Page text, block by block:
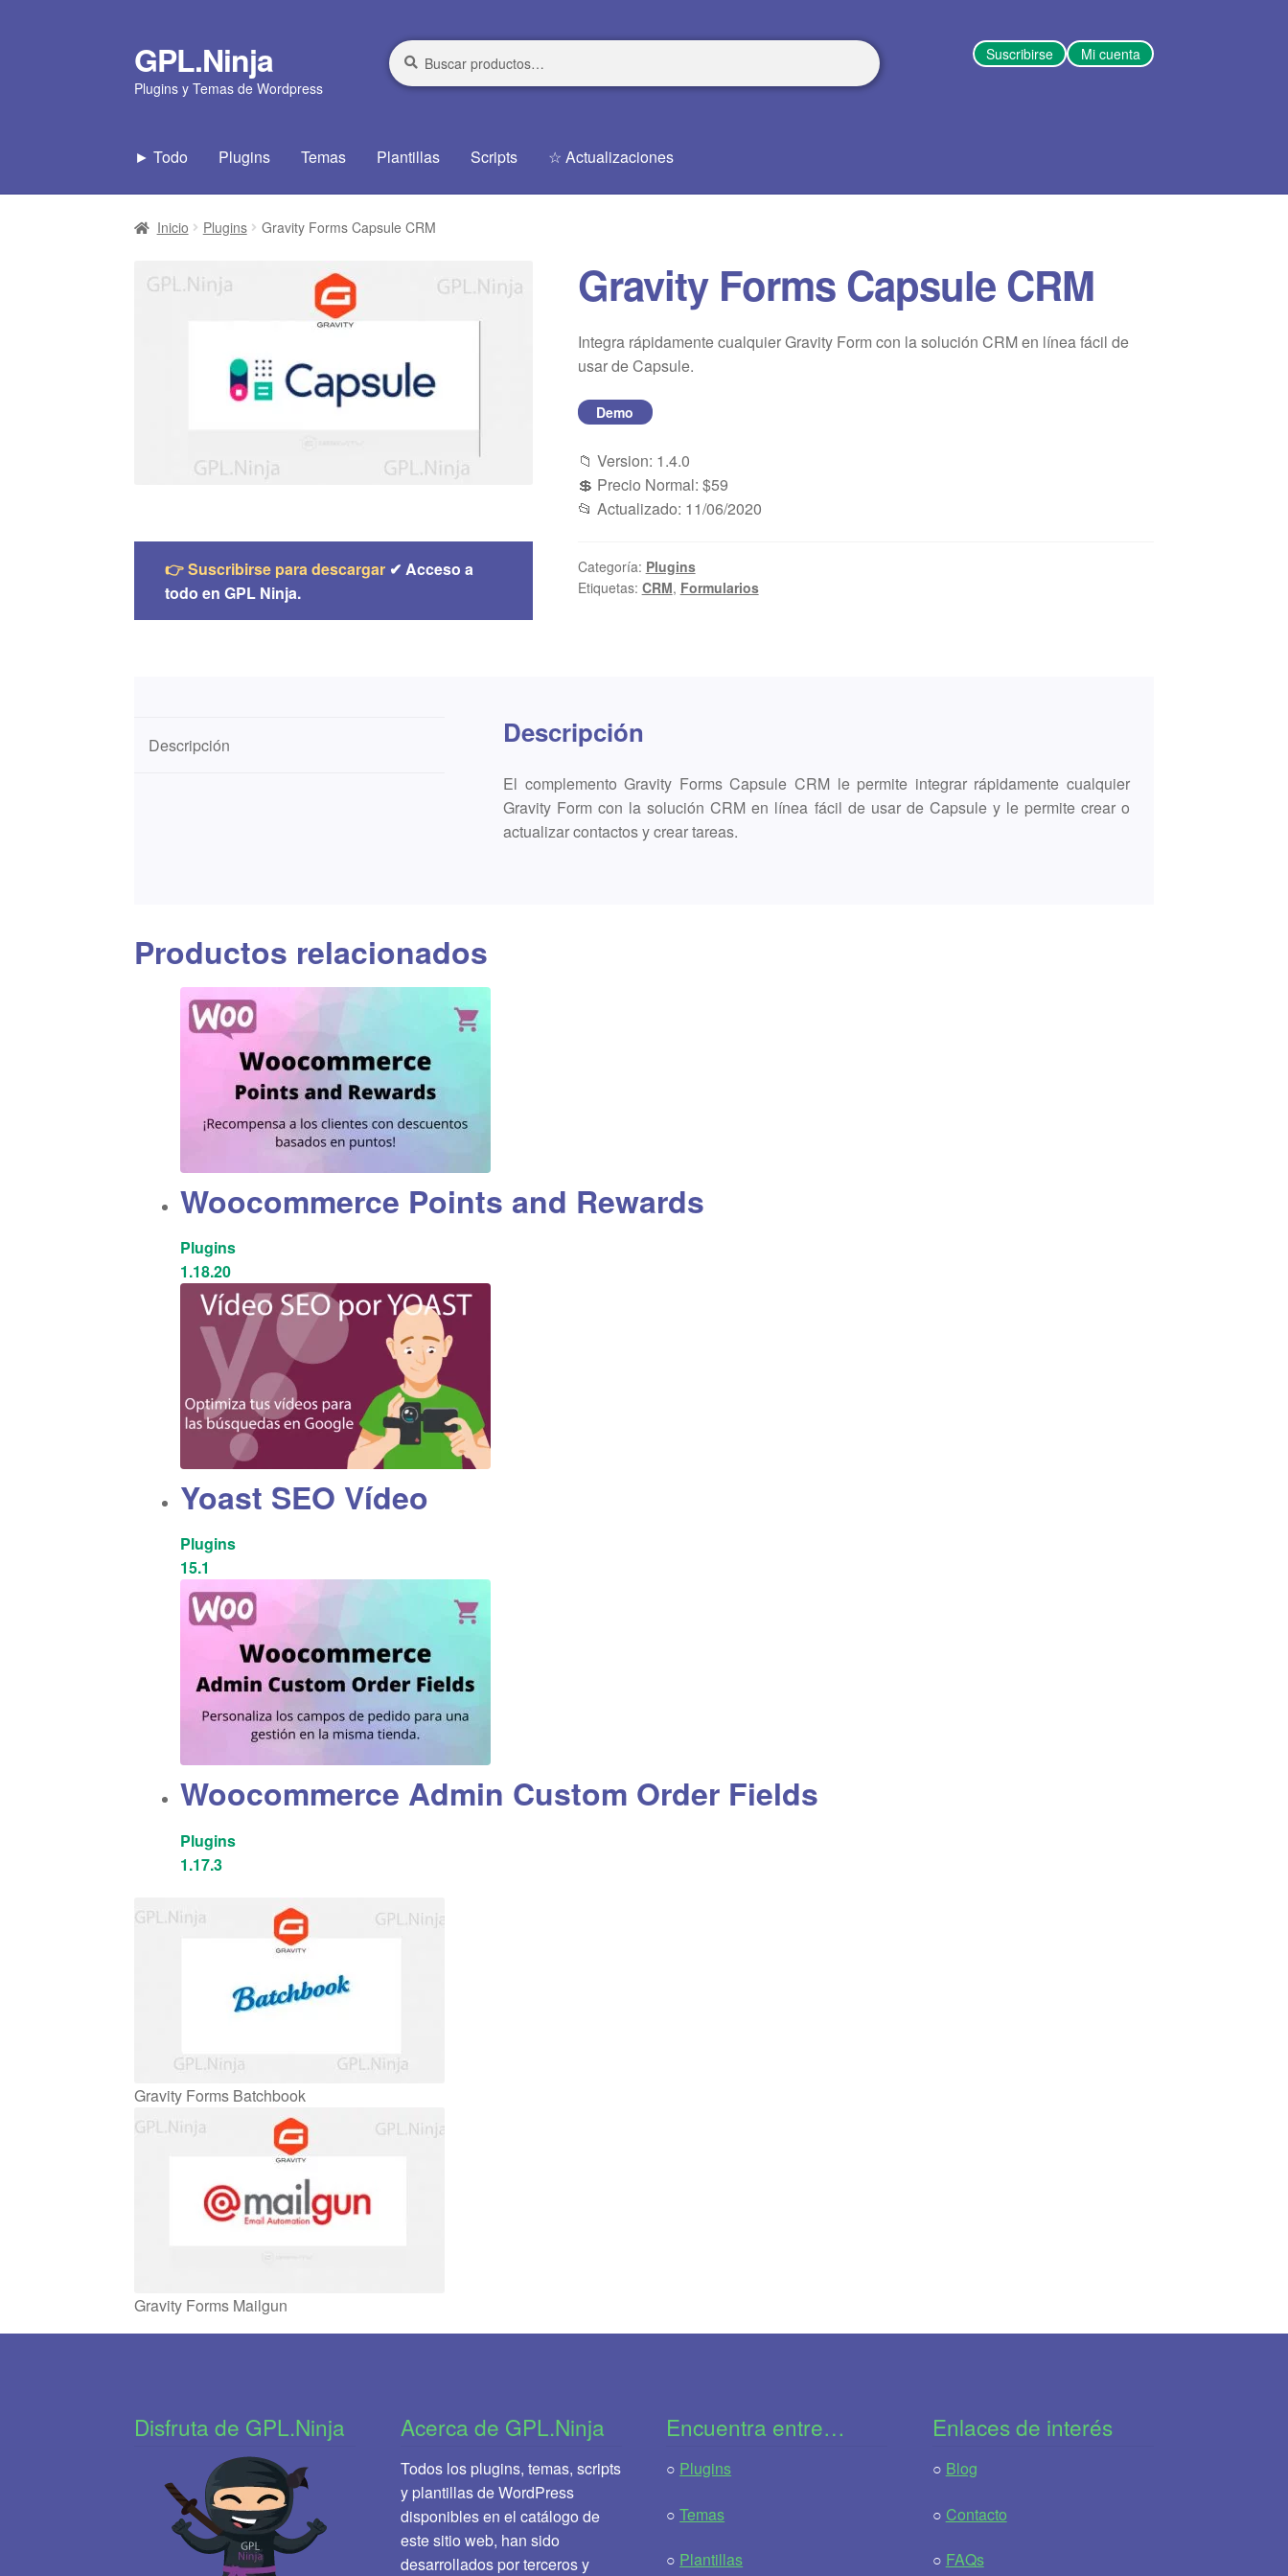
Ir
a
la
Ir
al
contenido
GPL.Ninja
Plugins y Temas de Wordpress
Suscribirse Mi cuenta
Buscar
por:
Buscar
► Todo Plugins Temas Plantillas Scripts ☆ Actualizaciones
Inicio Plugins Gravity Forms Capsule CRM
Gravity Forms Capsule CRM
Integra rápidamente cualquier Gravity Form con la solución CRM en línea fácil de
usar de Capsule.
Demo
📁 Version: 1.4.0
💲 Precio Normal: $59
📂 Actualizado: 11/06/2020
Categoría: Plugins
Etiquetas: CRM, Formularios
👉 Suscribirse para descargar ✔ Acceso a
todo en GPL Ninja.
Descripción Descripción
El complemento Gravity Forms Capsule CRM le permite integrar rápidamente cualquier
Gravity Form con la solución CRM en línea fácil de usar de Capsule y le permite crear o
actualizar contactos y crear tareas.
Productos relacionados
Woocommerce Points and Rewards
Plugins
1.18.20
Yoast SEO Vídeo
Plugins
15.1
Woocommerce Admin Custom Order Fields
Plugins
1.17.3
Gravity Forms Batchbook
Gravity Forms Mailgun
Disfruta de GPL.Ninja Acerca de GPL.Ninja
Todos los plugins, temas, scripts
y plantillas de WordPress
disponibles en el catálogo de
este sitio web, han sido
desarrollados por terceros y
Encuentra entre…
○ Plugins
○Temas
○ Plantillas
Enlaces de interés
○ Blog
○ Contacto
○ FAQs